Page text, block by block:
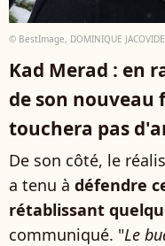
© BestImage, DOMINIQUE
Kad Merad : en
de son nouveau
touchera pas
De son côté, le
a tenu à défendre
rétablissant
communiqué. "Le